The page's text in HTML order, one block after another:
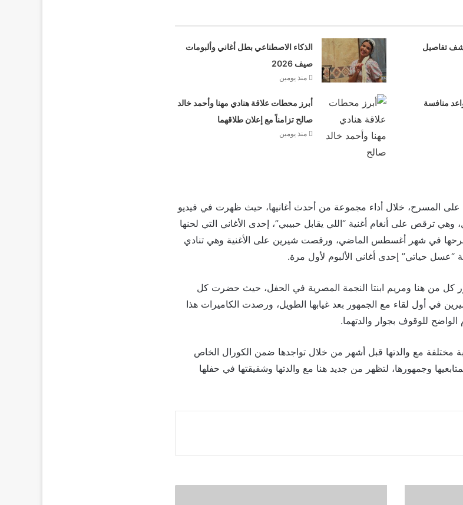
تفاصيل
الذكاء الاصطناعي بطل أغاني وألبومات
صيف 2026
منذ يومين
منافسة
أبرز محطات علاقة هنادي مهنا وأحمد خالد
صالح تزامناً مع إعلان طلاقهما
منذ يومين
المسرح، خلال أداء مجموعة من أحدث أغانيها، حيث ظهرت في فيديو
ترقص على أنغام أغنية “اللي يقابل حبيبي”، إحدى الأغاني التي لحنها
في شهر أغسطس الماضي، ورقصت شيرين على الأغنية وهي تنادي
“عسل حياتي” إحدى أغاني الألبوم لأول مرة.
من هنا ومريم ابنتا النجمة المصرية في الحفل، حيث حضرت كل
في أول لقاء مع الجمهور بعد غيابها الطويل، ورصدت الكاميرات هذا
للوقوف بجوار والدتهما.
مختلفة مع والدتها قبل أشهر من خلال تواجدها ضمن الكورال الخاص
وجمهورها، لتظهر من جديد هنا مع والدتها وشقيقتها في حفلها